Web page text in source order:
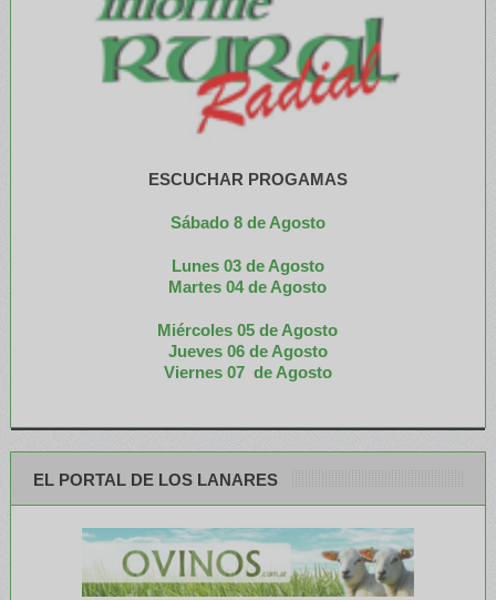
ESCUCHAR PROGAMAS
Sábado 8 de Agosto
Lunes 03 de Agosto
Martes 04 de Agosto
Miércoles 05 de Agosto
Jueves 06 de Agosto
Viernes 07 de Agosto
EL PORTAL DE LOS LANARES